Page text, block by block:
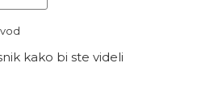
kako bi ste videli